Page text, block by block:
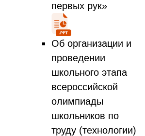
первых рук»
Об организации и
проведении
школьного этапа
всероссийской
олимпиады
школьников по
труду (технологии)